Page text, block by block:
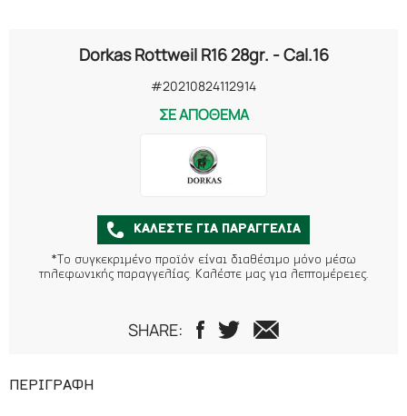
Dorkas Rottweil R16 28gr. - Cal.16
#20210824112914
ΣΕ ΑΠΟΘΕΜΑ
ΚΑΛΕΣΤΕ ΓΙΑ ΠΑΡΑΓΓΕΛΙΑ
*Το συγκεκριμένο προϊόν είναι διαθέσιμο μόνο μέσω
τηλεφωνικής παραγγελίας. Καλέστε μας για λεπτομέρειες.
SHARE:
ΠΕΡΙΓΡΑΦΗ